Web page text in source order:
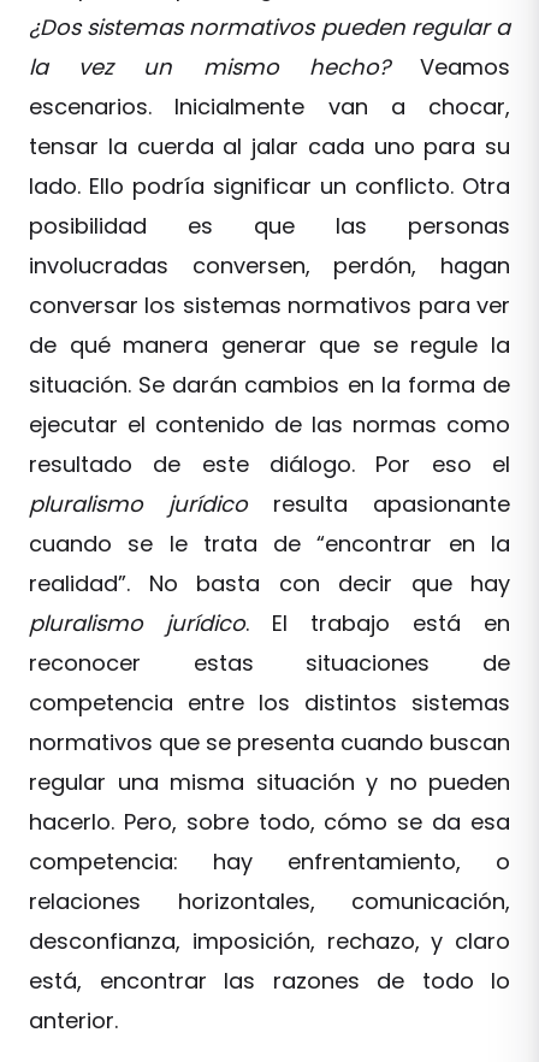
¿Dos sistemas normativos pueden regular a
la vez un mismo hecho?Veamos
escenarios. Inicialmente van a chocar,
tensar la cuerda al jalar cada uno para su
lado. Ello podría significar un conflicto. Otra
posibilidad es que las personas
involucradas conversen, perdón, hagan
conversar los sistemas normativos para ver
de qué manera generar que se regule la
situación. Se darán cambios en la forma de
ejecutar el contenido de las normas como
resultado de este diálogo. Por eso el
pluralismo jurídicoresulta apasionante
cuando se le trata de “encontrar en la
realidad”. No basta con decir que hay
pluralismo jurídico. El trabajo está en
reconocer estas situaciones de
competencia entre los distintos sistemas
normativos que se presenta cuando buscan
regular una misma situación y no pueden
hacerlo. Pero, sobre todo, cómo se da esa
competencia: hay enfrentamiento, o
relaciones horizontales, comunicación,
desconfianza, imposición, rechazo, y claro
está, encontrar las razones de todo lo
anterior.